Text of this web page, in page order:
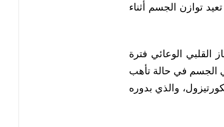
توازن الجسم أثناء
القلبي الوعائي فترة
الجسم في حالة تأهب
والذي بدوره